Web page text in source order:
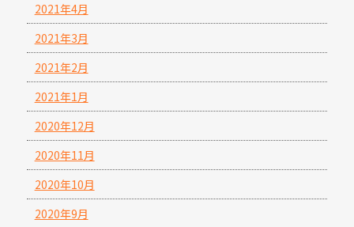
2021年4月
2021年3月
2021年2月
2021年1月
2020年12月
2020年11月
2020年10月
2020年9月